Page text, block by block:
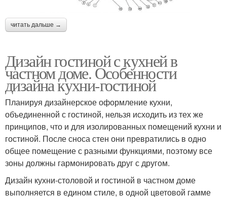
читать дальше →
Дизайн гостиной с кухней в
частном доме. Особенности
дизайна кухни-гостиной
Планируя дизайнерское оформление кухни,
объединенной с гостиной, нельзя исходить из тех же
принципов, что и для изолированных помещений кухни и
гостиной. После сноса стен они превратились в одно
общее помещение с разными функциями, поэтому все
зоны должны гармонировать друг с другом.
Дизайн кухни-столовой и гостиной в частном доме
выполняется в едином стиле, в одной цветовой гамме